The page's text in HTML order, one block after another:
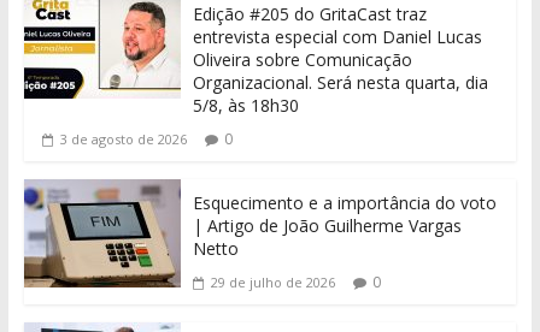
Edição #205 do GritaCast traz
entrevista especial com Daniel Lucas
Oliveira sobre Comunicação
Organizacional. Será nesta quarta, dia
5/8, às 18h30
3 de agosto de 2026 0
Esquecimento e a importância do voto
| Artigo de João Guilherme Vargas
Netto
29 de julho de 2026 0